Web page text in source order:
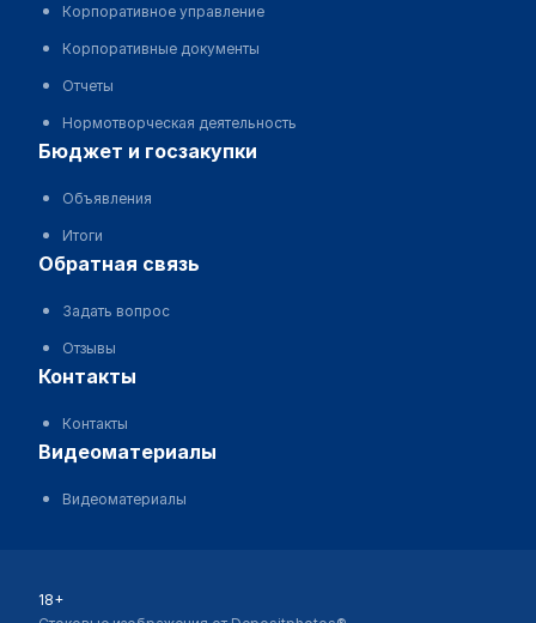
Корпоративное управление
Корпоративные документы
Отчеты
Нормотворческая деятельность
бюджет и госзакупки
Объявления
Итоги
обратная связь
Задать вопрос
Отзывы
контакты
Контакты
видеоматериалы
Видеоматериалы
18+